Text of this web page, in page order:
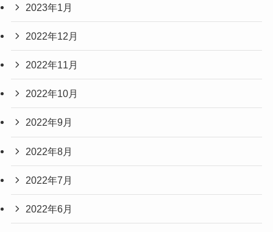
2023年1月
2022年12月
2022年11月
2022年10月
2022年9月
2022年8月
2022年7月
2022年6月